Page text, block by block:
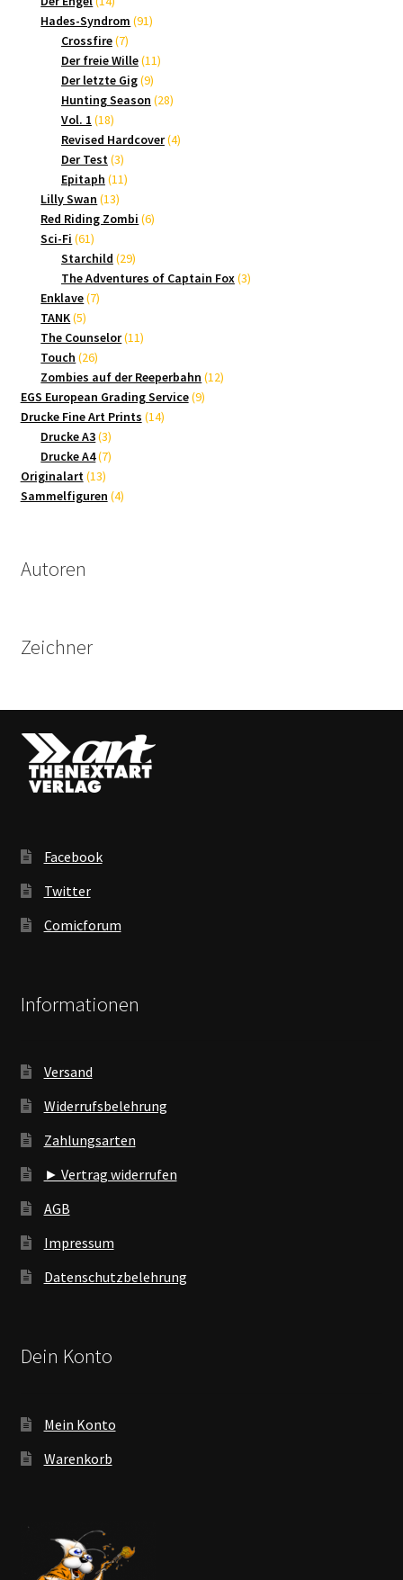
Produkte
Hades-Syndrom 9191
Crossfire 77
Produkte
Der freie Wille 1111
Der letzte Gig 99
Produkte
Hunting Season 2828
Vol. 1 1818
Produkte
Revised Hardcover 44
Der Test 33
Produkte
Epitaph 1111
Lilly Swan 1313
Produkte
Red Riding Zombi 66
Sci-Fi 6161
Produkte
Starchild 2929
Produkte
The Adventures of Captain Fox 33
Enklave 77
TANK 55
Produkte
The Counselor 1111
Touch 2626
Produkte
Zombies auf der Reeperbahn 1212
EGS European Grading Service 99
Drucke Fine Art Prints 1414
Drucke A3 33
Produkte
Drucke A4 77
Originalart 1313
Produkte
Sammelfiguren 44
Autoren
Zeichner
Facebook
Twitter
Comicforum
Informationen
Versand
Widerrufsbelehrung
Zahlungsarten
► Vertrag widerrufen
AGB
Impressum
Datenschutzbelehrung
Dein Konto
Mein Konto
Warenkorb